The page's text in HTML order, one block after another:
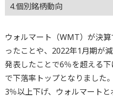
4.個別銘柄動向
ウォルマート（WMT）が決
ったことや、2022年1月期が
発表したことで6％を超える
で下落率トップとなりました
3％以上下げ、ウォルマート